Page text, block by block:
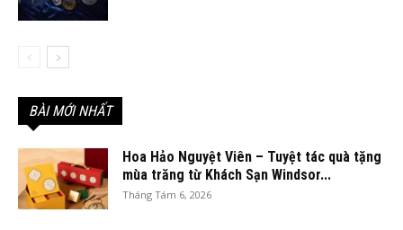
BÀI MỚI NHẤT
Hoa Hảo Nguyệt Viên – Tuyệt tác quà tặng
mùa trăng từ Khách Sạn Windsor...
Tháng Tám 6, 2026